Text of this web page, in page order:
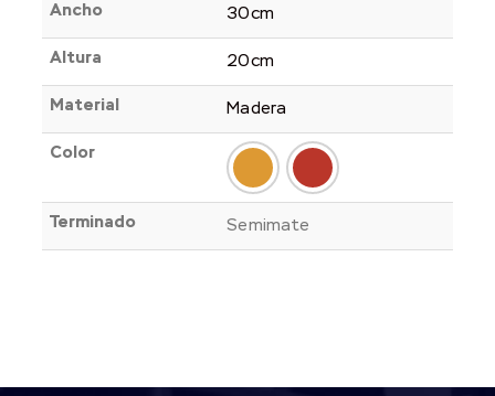
Ancho 30cm
Altura 20cm
Material Madera
Color
Terminado Semimate